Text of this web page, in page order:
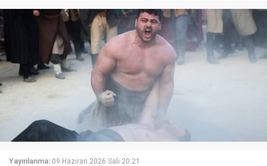
Yayınlanma: 09 Haziran 2026 Salı 20:21